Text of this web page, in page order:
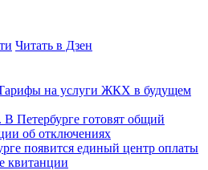
Читать в Дзен
Тарифы на услуги ЖКХ в будущем
Петербурге готовят общий
об отключениях
появится единый центр оплаты
квитанции